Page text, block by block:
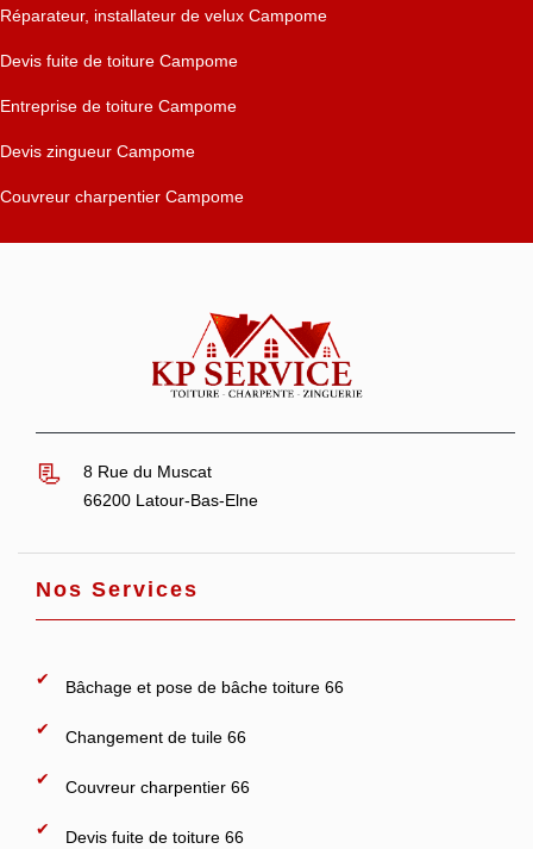
Réparateur, installateur de velux Campome
Devis fuite de toiture Campome
Entreprise de toiture Campome
Devis zingueur Campome
Couvreur charpentier Campome
8 Rue du Muscat
66200 Latour-Bas-Elne
Nos Services
Bâchage et pose de bâche toiture 66
Changement de tuile 66
Couvreur charpentier 66
Devis fuite de toiture 66